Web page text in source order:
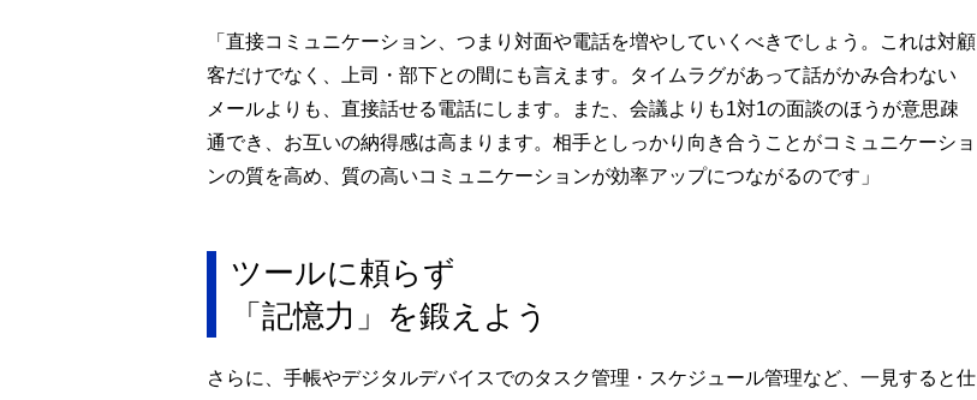
「直接コミュニケーション、つまり対面や電話を増やしていくべきでしょう。これは対顧
客だけでなく、上司・部下との間にも言えます。タイムラグがあって話がかみ合わない
メールよりも、直接話せる電話にします。また、会議よりも1対1の面談のほうが意思疎
通でき、お互いの納得感は高まります。相手としっかり向き合うことがコミュニケーショ
ンの質を高め、質の高いコミュニケーションが効率アップにつながるのです」
ツールに頼らず
「記憶力」を鍛えよう
さらに、手帳やデジタルデバイスでのタスク管理・スケジュール管理など、一見すると仕